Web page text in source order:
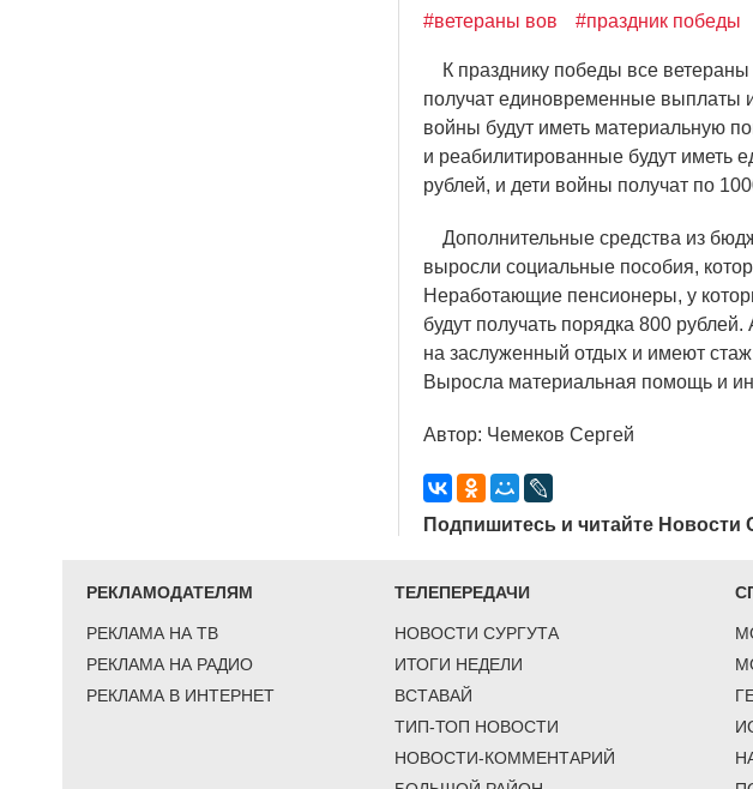
#ветераны вов #праздник победы
К празднику победы все
получат единовременные выплаты
войны будут иметь материальную
и реабилитированные будут иметь
рублей, и дети войны получат по
Дополнительные средства из
выросли социальные пособия,
Неработающие пенсионеры, у
будут получать порядка 800
на заслуженный отдых и имеют
Выросла материальная помощь и
Автор: Чемеков Сергей
Подпишитесь и читайте Новости
РЕКЛАМОДАТЕЛЯМ
РЕКЛАМА НА ТВ
РЕКЛАМА НА РАДИО
РЕКЛАМА В ИНТЕРНЕТ
ТЕЛЕПЕРЕДАЧИ
НОВОСТИ СУРГУТА
ИТОГИ НЕДЕЛИ
ВСТАВАЙ
ТИП-ТОП НОВОСТИ
НОВОСТИ-КОММЕНТАРИЙ